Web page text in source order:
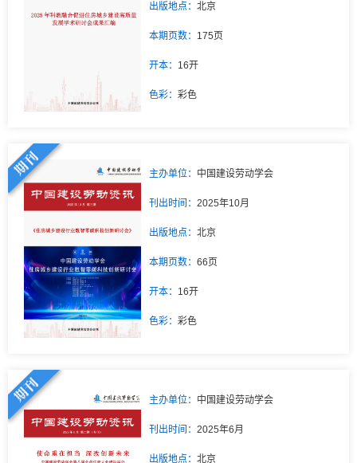
出版地点： 北京
本期页数： 175页
开本： 16开
色彩： 彩色
主办单位： 中国建设劳动学会
刊出时间： 2025年10月
出版地点： 北京
本期页数： 66页
开本： 16开
色彩： 彩色
主办单位： 中国建设劳动学会
刊出时间： 2025年6月
出版地点： 北京